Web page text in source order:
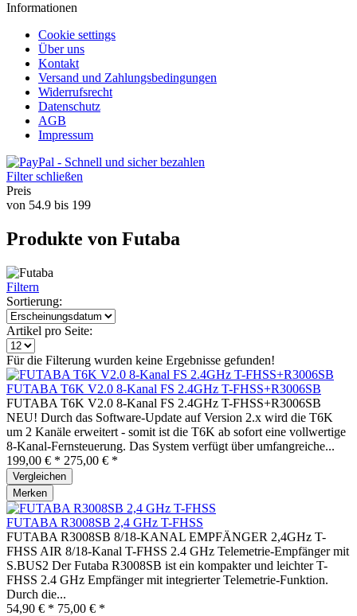
Informationen
Cookie settings
Über uns
Kontakt
Versand und Zahlungsbedingungen
Widerrufsrecht
Datenschutz
AGB
Impressum
Filter schließen
Preis
von 54.9 bis 199
Produkte von Futaba
Filtern
Sortierung:
Artikel pro Seite:
Für die Filterung wurden keine Ergebnisse gefunden!
FUTABA T6K V2.0 8-Kanal FS 2.4GHz T-FHSS+R3006SB
FUTABA T6K V2.0 8-Kanal FS 2.4GHz T-FHSS+R3006SB
NEU! Durch das Software-Update auf Version 2.x wird die T6K
um 2 Kanäle erweitert - somit ist die T6K ab sofort eine vollwertige
8-Kanal-Fernsteuerung. Das System verfügt über umfangreiche...
199,00 € * 275,00 € *
Vergleichen
Merken
FUTABA R3008SB 2,4 GHz T-FHSS
FUTABA R3008SB 8/18-KANAL EMPFÄNGER 2,4GHz T-
FHSS AIR 8/18-Kanal T-FHSS 2.4 GHz Telemetrie-Empfänger mit
S.BUS2 Der Futaba R3008SB ist ein kompakter und leichter T-
FHSS 2.4 GHz Empfänger mit integrierter Telemetrie-Funktion.
Durch die...
54,90 € * 75,00 € *